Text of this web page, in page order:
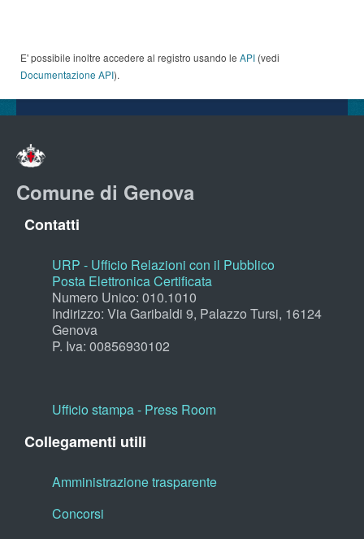
E' possibile inoltre accedere al registro usando le API (vedi
Documentazione API).
Comune di Genova
Contatti
URP - Ufficio Relazioni con il Pubblico
Posta Elettronica Certificata
Numero Unico: 010.1010
Indirizzo: Via Garibaldi 9, Palazzo Tursi, 16124
Genova
P. Iva: 00856930102
Ufficio stampa - Press Room
Collegamenti utili
Amministrazione trasparente
Concorsi